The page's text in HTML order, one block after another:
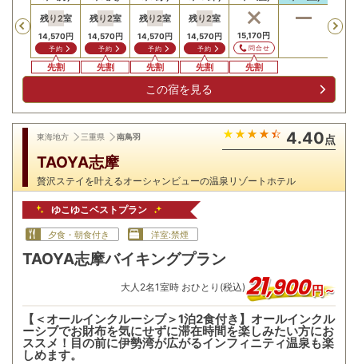
Previous
残り2室
14,570円
予約
先割
残り2室
14,570円
予約
先割
残り2室
14,570円
予約
先割
残り2室
14,570円
予約
先割
15,170円
問合せ
先割
この宿を見る
東海地方 三重県 南鳥羽 4.40点
TAOYA志摩
贅沢ステイを叶えるオーシャンビューの温泉リゾートホテル
ゆこゆこベストプラン
夕食・朝食付き 洋室:禁煙
TAOYA志摩バイキングプラン
大人 2名1室時 おひとり(税込)21,900円～
【＜オールインクルーシブ＞1泊2食付き】オールインクル
ーシブでお財布を気にせずに滞在時間を楽しみたい方にお
ススメ！目の前に伊勢湾が広がるインフィニティ温泉も楽
しめます。